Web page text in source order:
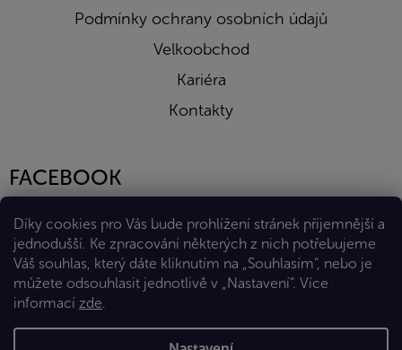
Díky cookies pro Vás bude prohlížení stránek příjemnější a
jednodušší. Ke zpracování některých z nich potřebujeme
Váš souhlas, který dáte kliknutím na „Souhlasím“, nebo je
můžete odsouhlasit jednotlivě v „Nastavení“. Více
informací zde.
Podmínky ochrany osobních údajů
Velkoobchod
Kariéra
Kontakty
FACEBOOK
Vytvořil Shoptet Premium